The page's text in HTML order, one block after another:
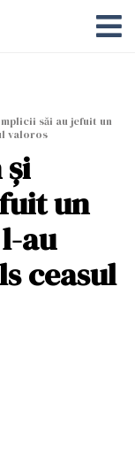
săi au jefuit un
valoros
un
au
ceasul